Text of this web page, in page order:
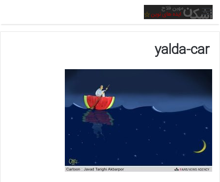
منو
yalda-car